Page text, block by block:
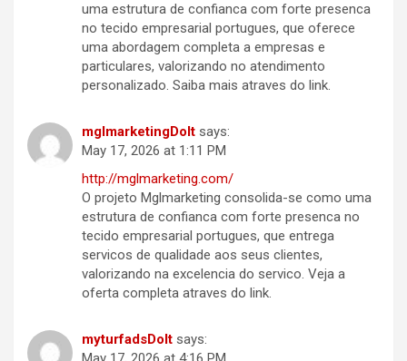
uma estrutura de confianca com forte presenca
no tecido empresarial portugues, que oferece
uma abordagem completa a empresas e
particulares, valorizando no atendimento
personalizado. Saiba mais atraves do link.
mglmarketingDoIt says:
May 17, 2026 at 1:11 PM
http://mglmarketing.com/
O projeto Mglmarketing consolida-se como uma
estrutura de confianca com forte presenca no
tecido empresarial portugues, que entrega
servicos de qualidade aos seus clientes,
valorizando na excelencia do servico. Veja a
oferta completa atraves do link.
myturfadsDoIt says: